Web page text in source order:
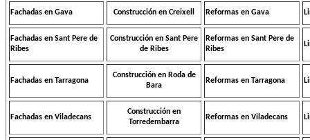
Fachadas en Gava Construcción en Creixell Reformas en Gava
Fachadas en Sant Pere de
Ribes
Construcción en Sant Pere
de Ribes
Reformas en Sant Pere de
Ribes
Fachadas en Tarragona
Construcción en Roda de
Bara
Reformas en Tarragona
Fachadas en Viladecans
Construcción en
Torredembarra
Reformas en Viladecans